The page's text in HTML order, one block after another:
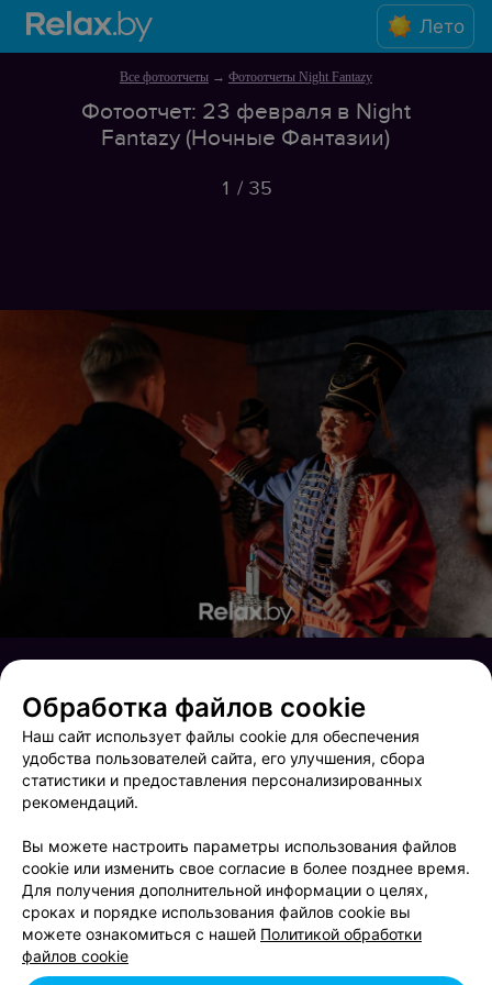
Лето
Все фотоотчеты→ Фотоотчеты Night Fantazy
Фотоотчет: 23 февраля в Night
Fantazy (Ночные Фантазии)
1 / 35
Ночные жители Ночные жители
Обработка файлов cookie
Наш сайт использует файлы cookie для обеспечения
удобства пользователей сайта, его улучшения, сбора
статистики и предоставления персонализированных
рекомендаций.
Вы можете настроить параметры использования файлов
cookie или изменить свое согласие в более позднее время.
Для получения дополнительной информации о целях,
сроках и порядке использования файлов cookie вы
можете ознакомиться с нашей Политикой обработки
файлов cookie